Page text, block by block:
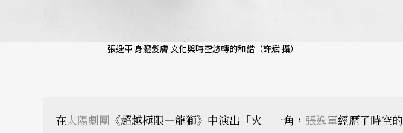
張逸軍 身體髮膚 文化與時空悠轉的和諧（許斌 攝）
在太陽劇團 《超越極限—龍獅》中演出「火」一角， 張逸軍經歷了時空